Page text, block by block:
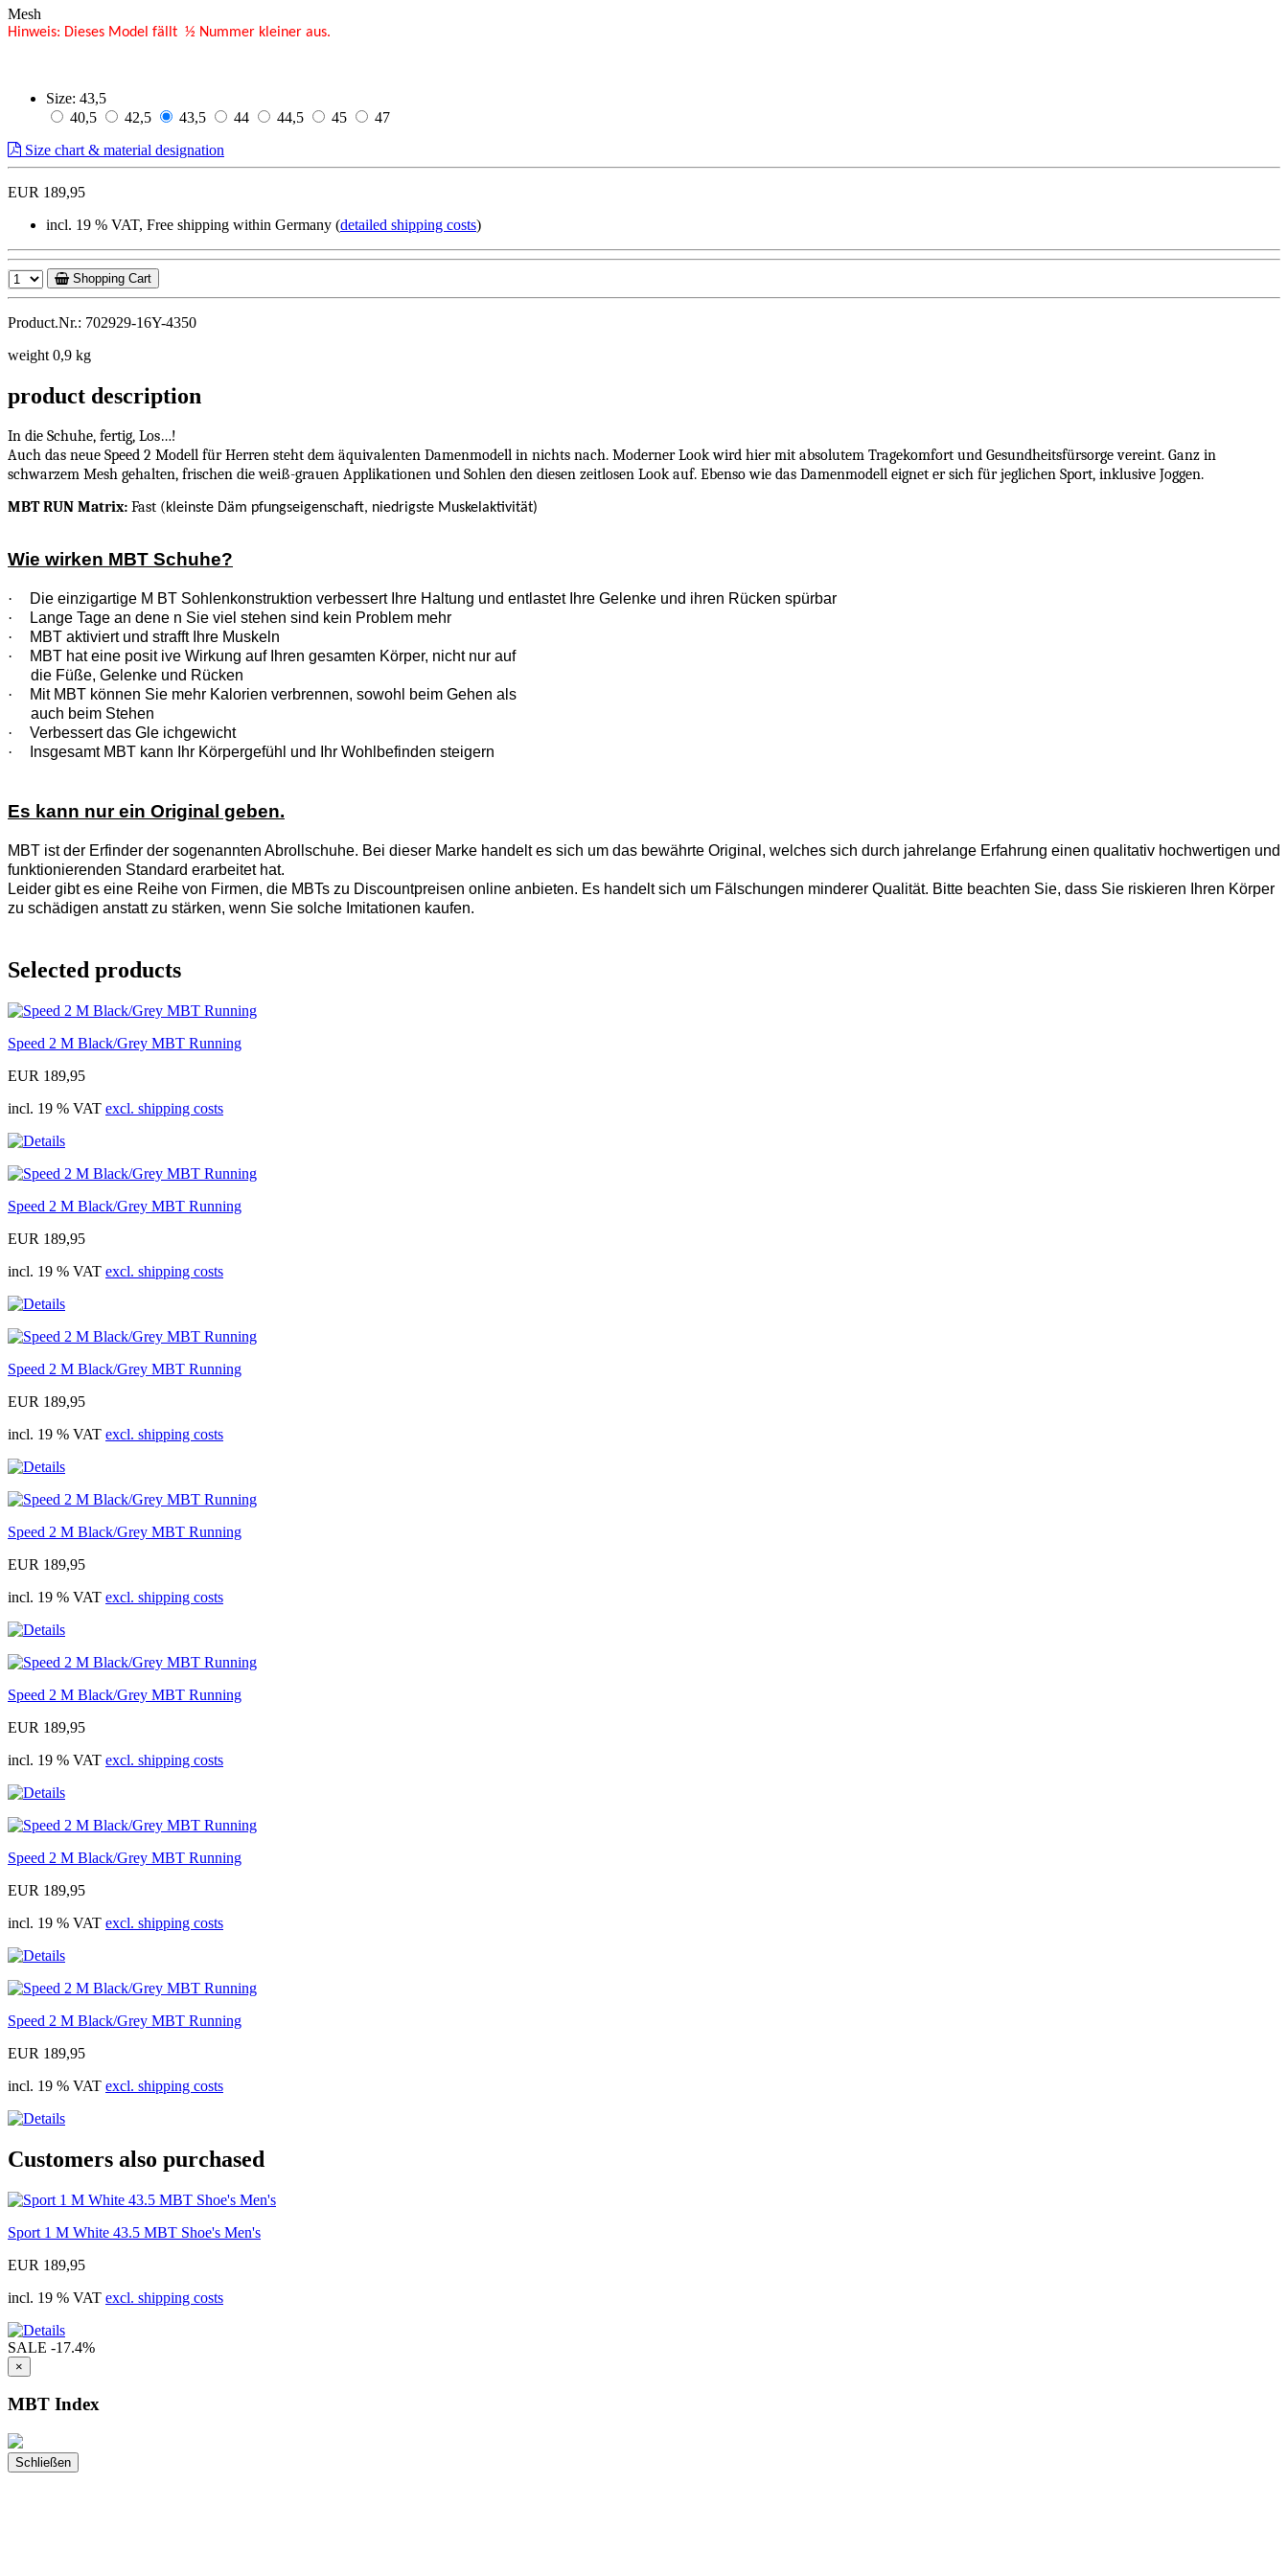
Mesh
Hinweis: Dieses Model fällt ½ Nummer kleiner aus.
Size: 43,5
40,5
42,5 43,5 44 44,5 45
47
Size chart & material designation
EUR 189,95
incl. 19 % VAT, Free shipping within Germany (detailed shipping costs)
Shopping Cart
Product.Nr.: 702929-16Y-4350
weight 0,9 kg
product description
In die Schuhe, fertig, Los…!
Auch das neue Speed 2 Modell für Herren steht dem äquivalenten Damenmodell in nichts nach. Moderner Look wird hier mit absolutem Tragekomfort und Gesundheitsfürsorge vereint. Ganz in
schwarzem Mesh gehalten, frischen die weiß-grauen Applikationen und Sohlen den diesen zeitlosen Look auf. Ebenso wie das Damenmodell eignet er sich für jeglichen Sport, inklusive Joggen.
MBT RUN Matrix: Fast (kleinste Däm pfungseigenschaft, niedrigste Muskelaktivität)
Wie wirken MBT Schuhe?
·
Die einzigartige M BT Sohlenkonstruktion verbessert Ihre Haltung und entlastet Ihre Gelenke und ihren Rücken spürbar
·
Lange Tage an dene n Sie viel stehen sind kein Problem mehr
·
MBT aktiviert und strafft Ihre Muskeln
·
MBT hat eine posit ive Wirkung auf Ihren gesamten Körper, nicht nur auf
die Füße, Gelenke und Rücken
·
Mit MBT können Sie mehr Kalorien verbrennen, sowohl beim Gehen als
auch beim Stehen
·
Verbessert das Gle ichgewicht
·
Insgesamt MBT kann Ihr Körpergefühl und Ihr Wohlbefinden steigern
Es kann nur ein Original geben.
MBT ist der Erfinder der sogenannten Abrollschuhe. Bei dieser Marke handelt es sich um das bewährte Original, welches sich durch jahrelange Erfahrung einen qualitativ hochwertigen und
funktionierenden Standard erarbeitet hat.
Leider gibt es eine Reihe von Firmen, die MBTs zu Discountpreisen online anbieten. Es handelt sich um Fälschungen minderer Qualität. Bitte beachten Sie, dass Sie riskieren Ihren Körper
zu schädigen anstatt zu stärken, wenn Sie solche Imitationen kaufen.
Selected products
Speed 2 M Black/Grey MBT Running
EUR 189,95
incl. 19 % VAT excl. shipping costs
Speed 2 M Black/Grey MBT Running
EUR 189,95
incl. 19 % VAT excl. shipping costs
Speed 2 M Black/Grey MBT Running
EUR 189,95
incl. 19 % VAT excl. shipping costs
Speed 2 M Black/Grey MBT Running
EUR 189,95
incl. 19 % VAT excl. shipping costs
Speed 2 M Black/Grey MBT Running
EUR 189,95
incl. 19 % VAT excl. shipping costs
Speed 2 M Black/Grey MBT Running
EUR 189,95
incl. 19 % VAT excl. shipping costs
Speed 2 M Black/Grey MBT Running
EUR 189,95
incl. 19 % VAT excl. shipping costs
Customers also purchased
Sport 1 M White 43.5 MBT Shoe's Men's
EUR 189,95
incl. 19 % VAT excl. shipping costs
SALE -17.4%
×
MBT Index
Schließen